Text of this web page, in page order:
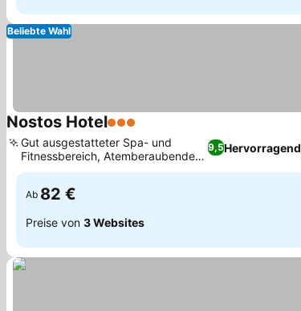
Beliebte Wahl
Nostos Hotel3 Sterne
9,5Hervorragend
Gut ausgestatteter Spa- und
Fitnessbereich, Atemberaubende
Ägäis-Aussicht
Ab 82 €
Preise von 3 Websites